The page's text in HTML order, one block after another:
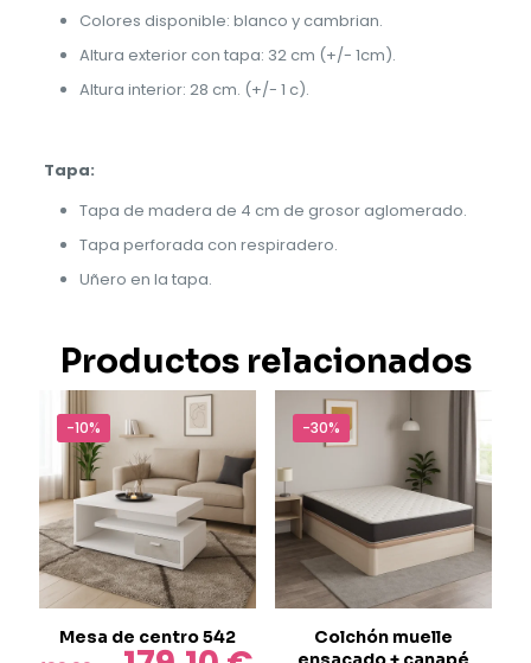
Colores disponible: blanco y cambrian.
Altura exterior con tapa: 32 cm (+/- 1cm).
Altura interior: 28 cm. (+/- 1 c).
Tapa:
Tapa de madera de 4 cm de grosor aglomerado.
Tapa perforada con respiradero.
Uñero en la tapa.
Productos relacionados
-10%
Mesa de centro 542
-30%
Colchón muelle